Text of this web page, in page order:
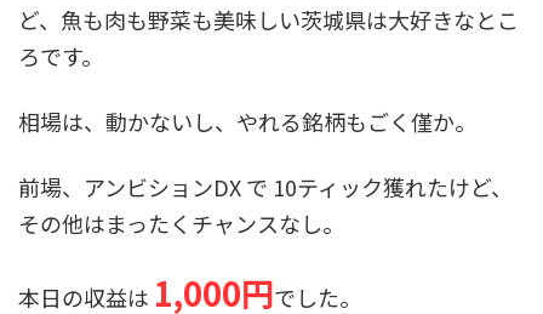
ど、魚も肉も野菜も美味しい茨城県は大好きなとこ
ろです。
相場は、動かないし、やれる銘柄もごく僅か。
前場、アンビションDX で 10ティック獲れたけど、
その他はまったくチャンスなし。
本日の収益は 1,000円でした。